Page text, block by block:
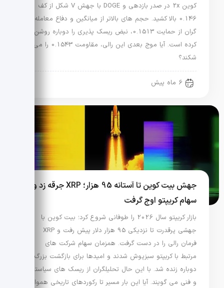
کوین 2x در صدر بازدهی و DOGE با جهش V شکل از کف
0.146 بالا کشید. حجم های بالاتر از میانگین و دفاع معامله
گران از حمایت 0.1513، نبض ریسک پذیری را دوباره روشن
کرده است. آیا موج بعدی این رالی، مقاومت 0.1543 را می
شکند؟
6 ماه پیش
جهش بیت کوین تا آستانه 95 هزار؛ XRP جرقه زد و
سهام کریپتو اوج گرفت
بازار کریپتو سال 2026 را طوفانی شروع کرد؛ بیت کوین با
جهشی پرقدرت تا نزدیکی 95 هزار دلار پیش رفت و XRP
فرمان رالی را در دست گرفت. همزمان سهام شرکت های
مرتبط با کریپتو سبزپوش شدند و امیدها برای بازگشت بزرگ
دوباره زنده شد. با این حال تحلیلگران از ریسک های سیاستی
و فنی می گویند. آیا این بار مسیر تا رکوردهای تاریخی هموار